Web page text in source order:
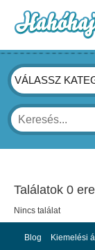
VÁLASSZ
Találatok 0
Nincs találat
Blog Kiemelési